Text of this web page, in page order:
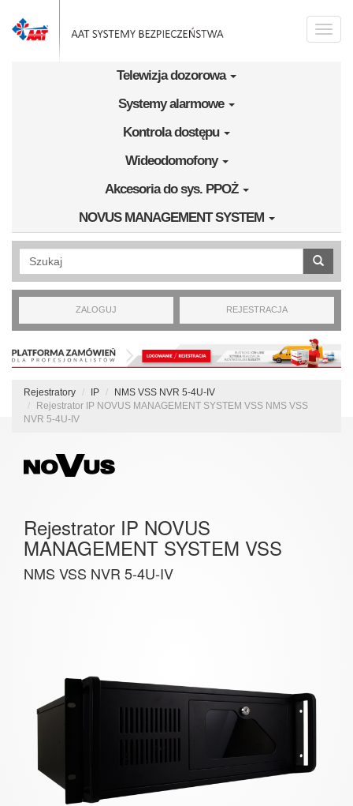
Toggle
Telewizja dozorowa
Systemy alarmowe
Kontrola dostępu
Wideodomofony
Akcesoria do sys. PPOŻ
NOVUS MANAGEMENT SYSTEM
Wyszukiwanie pełnotekstowe
ZALOGUJ REJESTRACJA
Rejestratory IP
NMS VSS NVR 5-4U-IV
Rejestrator IP NOVUS MANAGEMENT SYSTEM VSS NMS VSS
NVR 5-4U-IV
Rejestrator IP NOVUS
MANAGEMENT SYSTEM VSS
NMS VSS NVR 5-4U-IV